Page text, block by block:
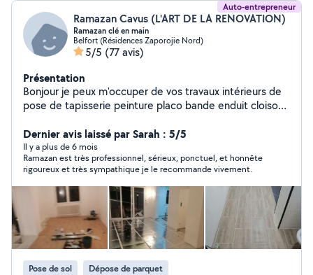
Auto-entrepreneur
Ramazan Cavus (L'ART DE LA RENOVATION)
Ramazan clé en main
Belfort (Résidences Zaporojie Nord)
5/5 (77 avis)
Présentation
Bonjour je peux m'occuper de vos travaux intérieurs de
pose de tapisserie peinture placo bande enduit cloison
Tout type de sol lino. Pvc clipsable parquet carrelage
faïence plaque osb De salle de bain clé en main WC
suspendu clé en main avec placo peinture carrelage et
autre finition Montage de cuisine équipé clé en main
avec transport planification installation et finition
Installation de profilé barrière extérieur... Montage de
meubles kit ou autres... Petit bricolage et aide
quelconque dans votre habitation Je ne travaille pas à
l'heure mais plutôt en prestation.. Je viens vous
rencontrer et discutons du prix selon vos demandes..
Dernier avis laissé par Sarah : 5/5
Il y a plus de 6 mois
Ramazan est très professionnel, sérieux, ponctuel, et honnête
rigoureux et très sympathique je le recommande vivement.
Pose de sol Dépose de parquet